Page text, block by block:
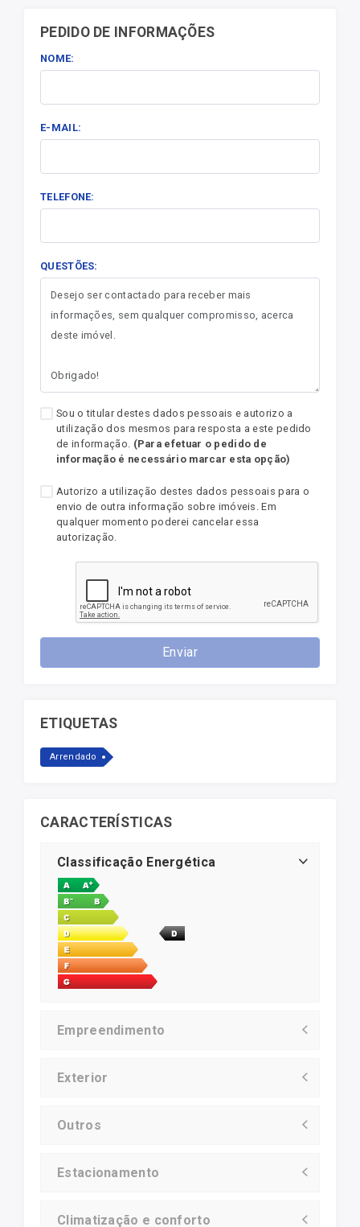
PEDIDO DE INFORMAÇÕES
NOME:
E-MAIL:
TELEFONE:
QUESTÕES:
Sou o titular destes dados pessoais e autorizo a
utilização dos mesmos para resposta a este pedido
de informação. (Para efetuar o pedido de
informação é necessário marcar esta opção)
Autorizo a utilização destes dados pessoais para o
envio de outra informação sobre imóveis. Em
qualquer momento poderei cancelar essa
autorização.
Enviar
ETIQUETAS
Arrendado
CARACTERÍSTICAS
Classificação Energética
Empreendimento
Exterior
Outros
Estacionamento
Climatização e conforto